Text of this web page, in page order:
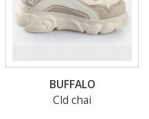
BUFFALO
Cld chai